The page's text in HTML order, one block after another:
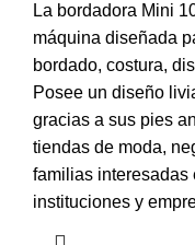
La bordadora Mini
máquina diseñada
bordado, costura,
Posee un diseño
gracias a sus pies
tiendas de moda,
familias interesadas
instituciones y